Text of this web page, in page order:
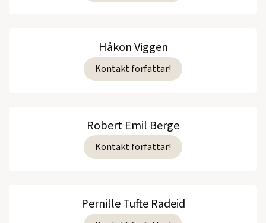
Håkon Viggen
Kontakt forfattar!
Robert Emil Berge
Kontakt forfattar!
Pernille Tufte Radeid